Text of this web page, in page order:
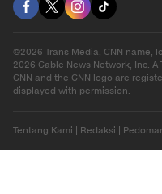
©2026 Trans Media, CNN name,
2026 Cable News Network, Inc.
CNN and the CNN logo are
displayed with permission.
Tentang Kami Redaksi